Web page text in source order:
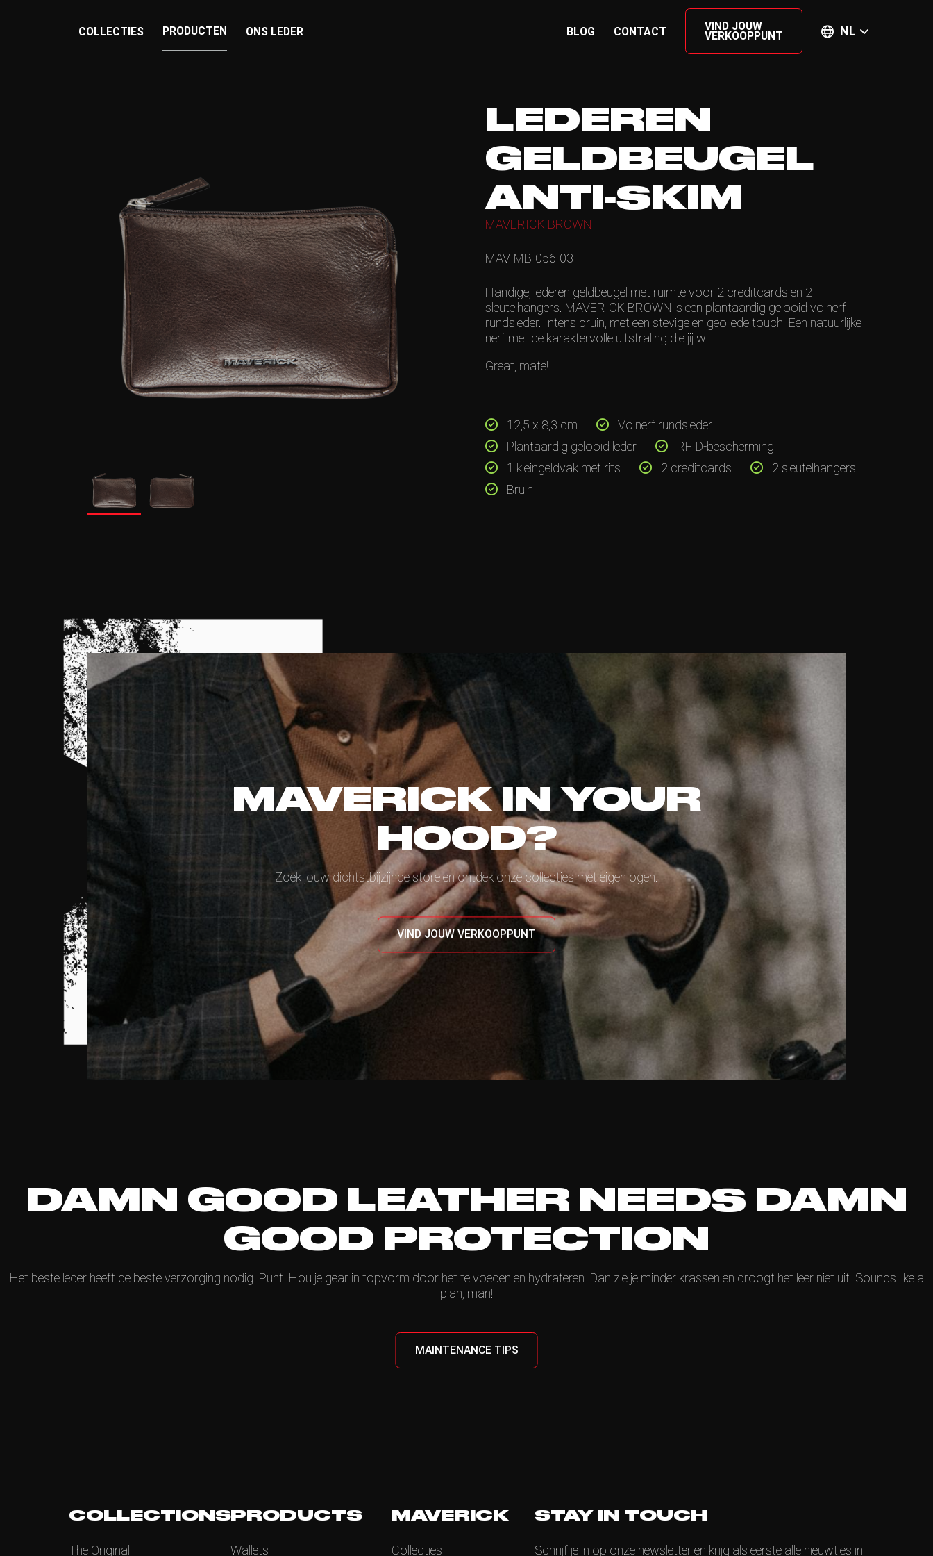
COLLECTIES PRODUCTEN ONS LEDER BLOG CONTACT VIND JOUW
VERKOOPPUNT NL
LEDEREN
GELDBEUGEL
ANTI-SKIM
MAVERICK BROWN
MAV-MB-056-03
Handige, lederen geldbeugel met ruimte voor 2 creditcards en 2
sleutelhangers. MAVERICK BROWN is een plantaardig gelooid volnerf
rundsleder. Intens bruin, met een stevige en geoliede touch. Een natuurlijke
nerf met de karaktervolle uitstraling die jij wil.
Great, mate!
12,5 x 8,3 cm
Volnerf rundsleder
Plantaardig gelooid leder
RFID-bescherming
1 kleingeldvak met rits
2 creditcards
2 sleutelhangers
Bruin
MAVERICK IN YOUR
HOOD?
Zoek jouw dichtstbijzijnde store en ontdek onze collecties met eigen ogen.
VIND JOUW VERKOOPPUNT
DAMN GOOD LEATHER NEEDS DAMN
GOOD PROTECTION
Het beste leder heeft de beste verzorging nodig. Punt. Hou je gear in topvorm door het te voeden en hydrateren. Dan zie je minder krassen en droogt het leer niet uit. Sounds like a
plan, man!
MAINTENANCE TIPS
COLLECTIONS
The Original
PRODUCTS
Wallets
MAVERICK
Collecties
STAY IN TOUCH
Schrijf je in op onze newsletter en krijg als eerste alle nieuwtjes in